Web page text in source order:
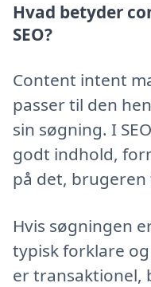
Hvad betyder
SEO?
Content intent
passer til den
sin søgning. I
godt indhold,
på det,
Hvis søgningen
typisk forklare
er transaktionel,